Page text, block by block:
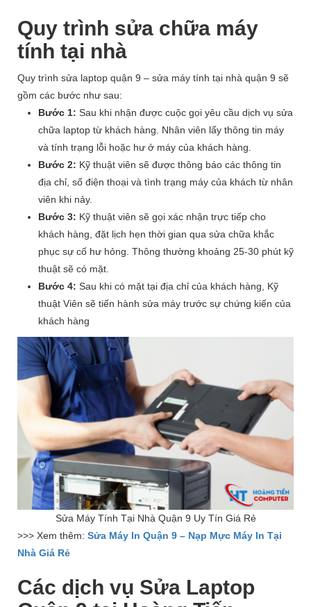
Quy trình sửa chữa máy
tính tại nhà
Quy trình sửa laptop quận 9 – sửa máy tính tại nhà quận 9 sẽ
gồm các bước như sau:
Bước 1: Sau khi nhận được cuộc gọi yêu cầu dịch vụ sửa
chữa laptop từ khách hàng. Nhân viên lấy thông tin máy
và tính trạng lỗi hoặc hư ở máy của khách hàng.
Bước 2: Kỹ thuật viên sẽ được thông báo các thông tin
địa chỉ, số điện thoại và tình trạng máy của khách từ nhân
viên khi nảy.
Bước 3: Kỹ thuật viên sẽ gọi xác nhận trực tiếp cho
khách hàng, đặt lịch hẹn thời gian qua sửa chữa khắc
phục sự cố hư hỏng. Thông thường khoảng 25-30 phút kỹ
thuật sẽ có mặt.
Bước 4: Sau khi có mặt tại địa chỉ của khách hàng, Kỹ
thuật Viên sẽ tiến hành sửa máy trước sự chứng kiến của
khách hàng
Sửa Máy Tính Tại Nhà Quận 9 Uy Tín Giá Rẻ
>>> Xem thêm: Sửa Máy In Quận 9 – Nạp Mực Máy In Tại
Nhà Giá Rẻ
Các dịch vụ Sửa Laptop